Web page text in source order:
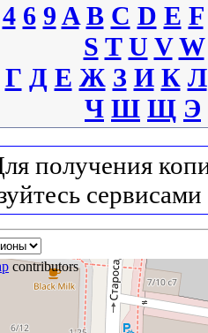
4 6 9 A B C D E F
S T U V W
Г Д Е Ж З И К Л
Ч Ш Щ Э
получения
сервисами
contributors